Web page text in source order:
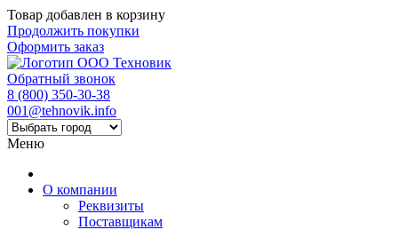
Товар добавлен в корзину
Продолжить покупки
Оформить заказ
Обратный звонок
8 (800) 350-30-38
001@tehnovik.info
Меню
О компании
Реквизиты
Поставщикам